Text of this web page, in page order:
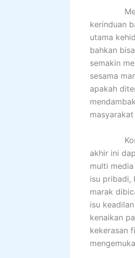
kerinduan
utama
bahkan
semakin
sesama
apakah
Konflik
akhir ini
multi
isu pribadi,
marak
isu
kenaikan
kekerasan